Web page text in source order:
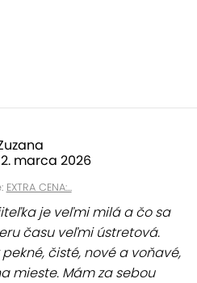
marca 2026
EXTRA CENA:...
je veľmi milá a čo sa
času veľmi ústretová.
čisté, nové a voňavé,
mieste. Mám za sebou